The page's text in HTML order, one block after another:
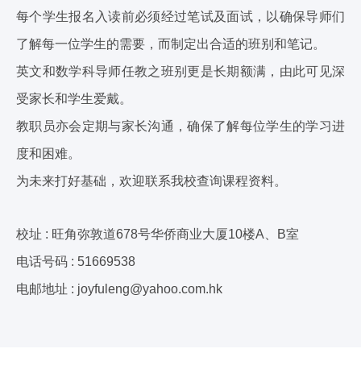
每个学生报名入读前必须经过笔试及面试，以确保导师们
了解每一位学生的需要，而制定出合适的班别和笔记。
英文和数学科导师任教之班别更是长期额满，由此可见深
受家长和学生爱戴。
教职员亦会定期与家长沟通，确保了解每位学生的学习进
度和困难。
为未来打好基础，欢迎联系我校查询课程资料。
校址 : 旺角弥敦道678号华侨商业大厦10楼A、B室
电话号码 : 51669538
电邮地址 : joyfuleng@yahoo.com.hk